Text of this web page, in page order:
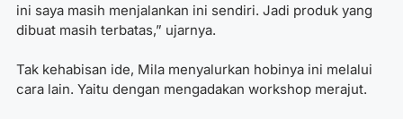
ini saya masih menjalankan ini sendiri. Jadi produk yang
dibuat masih terbatas,” ujarnya.
Tak kehabisan ide, Mila menyalurkan hobinya ini melalui
cara lain. Yaitu dengan mengadakan workshop merajut.